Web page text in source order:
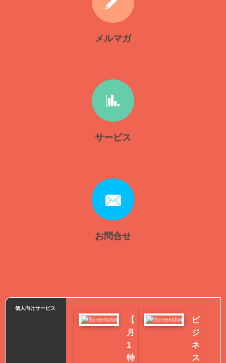
メルマガ
サービス
お問合せ
個人向けサービス
【
月
1
特
ビ
ジ
ネ
ス